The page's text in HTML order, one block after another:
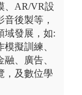
、AR/VR設
音後製等，
域發展，如:
模擬訓練、
融、廣告、
，及數位學